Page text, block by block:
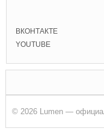
ВКОНТАКТЕ
YOUTUBE
© 2026 Lumen —